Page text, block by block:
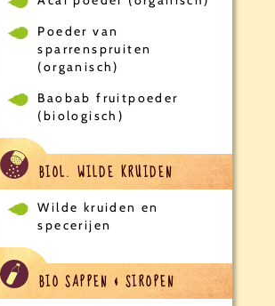
Poeder van
sparrenspruiten
(organisch)
Baobab fruitpoeder
(biologisch)
BIOL. WILDE KRUIDEN
Wilde kruiden en
specerijen
BIO SAPPEN & SIROPEN